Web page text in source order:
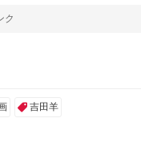
ク
吉田羊